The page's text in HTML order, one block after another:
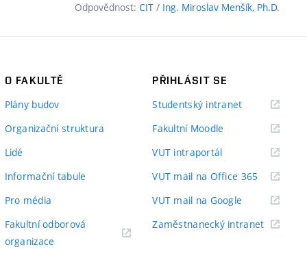
Odpovědnost: CIT / Ing. Miroslav Menšík, Ph.D.
O FAKULTĚ
Plány budov
Organizační struktura
Lidé
Informační tabule
Pro média
Fakultní odborová
organizace
PŘIHLÁSIT SE
Studentský intranet(externí
Fakultní Moodle
VUT intraportál(externí
VUT mail na Office 365 (externí
odkaz)
VUT mail na Google (externí
Zaměstnanecký intranet(externí